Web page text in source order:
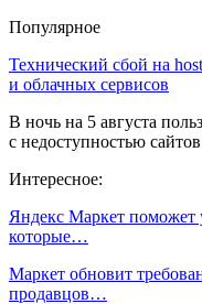
Популярное
Технический сбой на
и облачных сервисов
В ночь на 5 августа
с недоступностью
Интересное:
Яндекс Маркет поможет
которые…
Маркет обновит
продавцов…